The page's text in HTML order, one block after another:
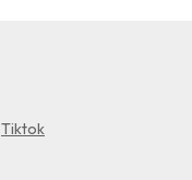
Tiktok